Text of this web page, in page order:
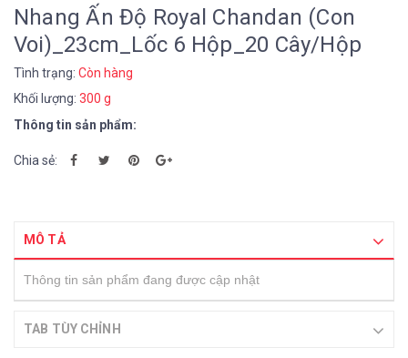
Nhang Ấn Độ Royal Chandan (Con
Voi)_23cm_Lốc 6 Hộp_20 Cây/Hộp
Tình trạng: Còn hàng
Khối lượng: 300 g
Thông tin sản phẩm:
Chia sẻ:
MÔ TẢ
Thông tin sản phẩm đang được cập nhật
TAB TÙY CHỈNH